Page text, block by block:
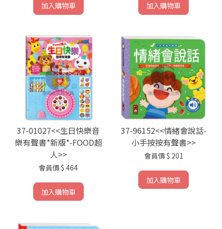
加入購物車 加入購物車
37-01027<<生日快樂音
樂有聲書*新版*-FOOD超
人>>
會員價 $ 464
加入購物車
37-96152<<情緒會說話-
小手按按有聲書>>
會員價 $ 201
加入購物車